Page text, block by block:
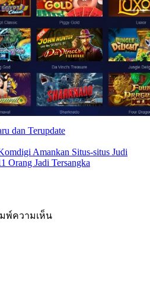
dan Terupdate
Amankan Situs-situs Judi
Orang Jadi Tersangka
พ์ความเห็น